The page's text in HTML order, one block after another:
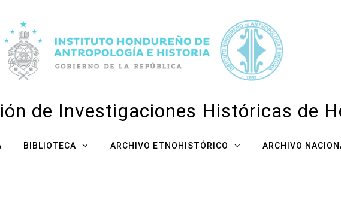
de Investigaciones Históricas de
BIBLIOTECA ARCHIVO ETNOHISTÓRICO ARCHIVO